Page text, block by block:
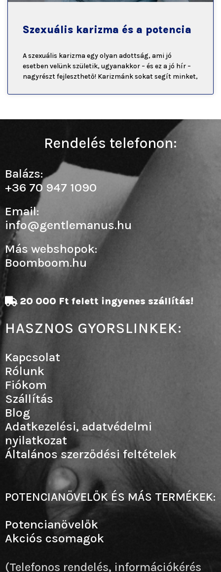
Szexuális karizma és a potencia
A szexuális karizma egy olyan adottság, ami jó
esetben velünk születik, ugyanakkor – és ez a jó hír –
nagyrészt fejleszthető! Karizmánk sokat segít minket,
20 000 Ft felett ingyenes szállítás!
HASZNOS GYORSLINKEK:
Kapcsolat
Rólunk
Fiókom
Szállítás
Blog
Adatkezelési, adatvédelmi
nyilatkozat
Általános szerződési feltételek
POTENCIANÖVELŐK ÉS MÁS TERMÉKEK:
Potencianövelők
Akciós csomagok
(Telefonos rendelés, információkérés
Rendelés telefonon:
Balázs:
+36 70 947 1090
Email:
info@gentlemanus.hu
Más webshopok:
Boomboom.hu